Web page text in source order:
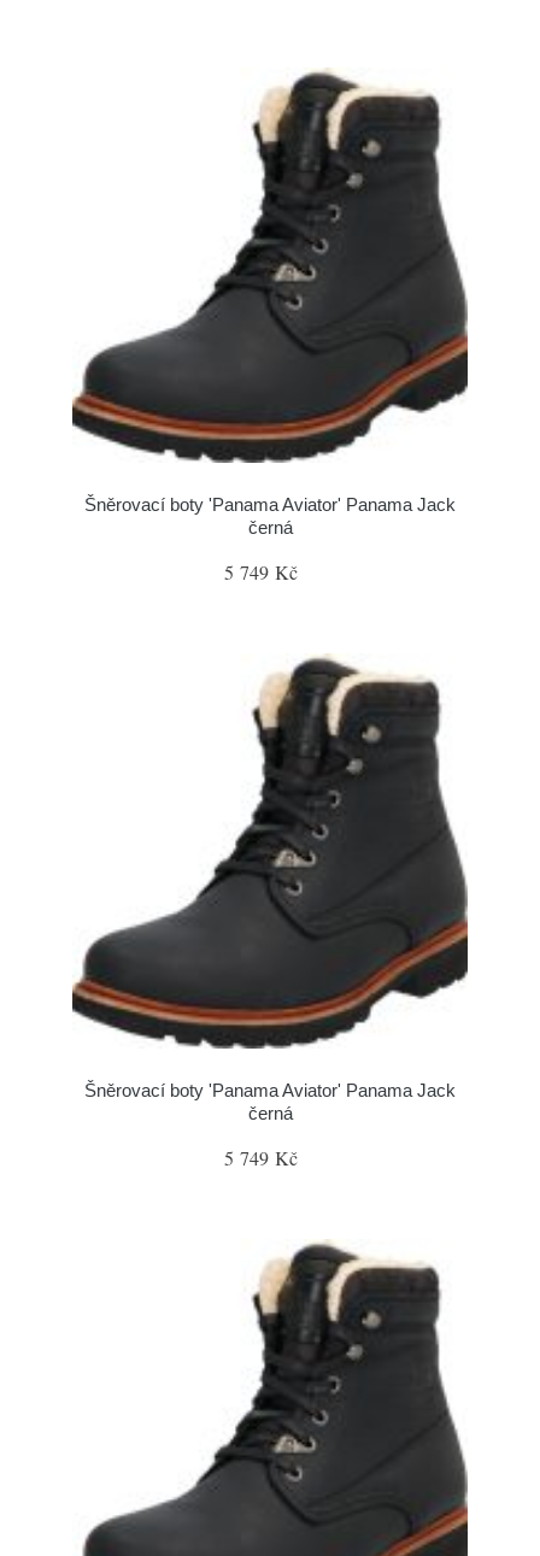
Šněrovací boty 'Panama Aviator' Panama Jack
černá
5 749 Kč
Šněrovací boty 'Panama Aviator' Panama Jack
černá
5 749 Kč